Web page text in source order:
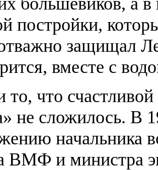
постройки,
защищал
вместе с
то, что
не сложилось. В
начальника
ВМФ и министра